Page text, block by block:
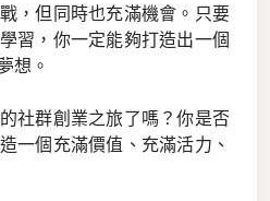
，但同時也充滿機會。只要
習，你一定能夠打造出一個
想。
社群創業之旅了嗎？你是否
一個充滿價值、充滿活力、